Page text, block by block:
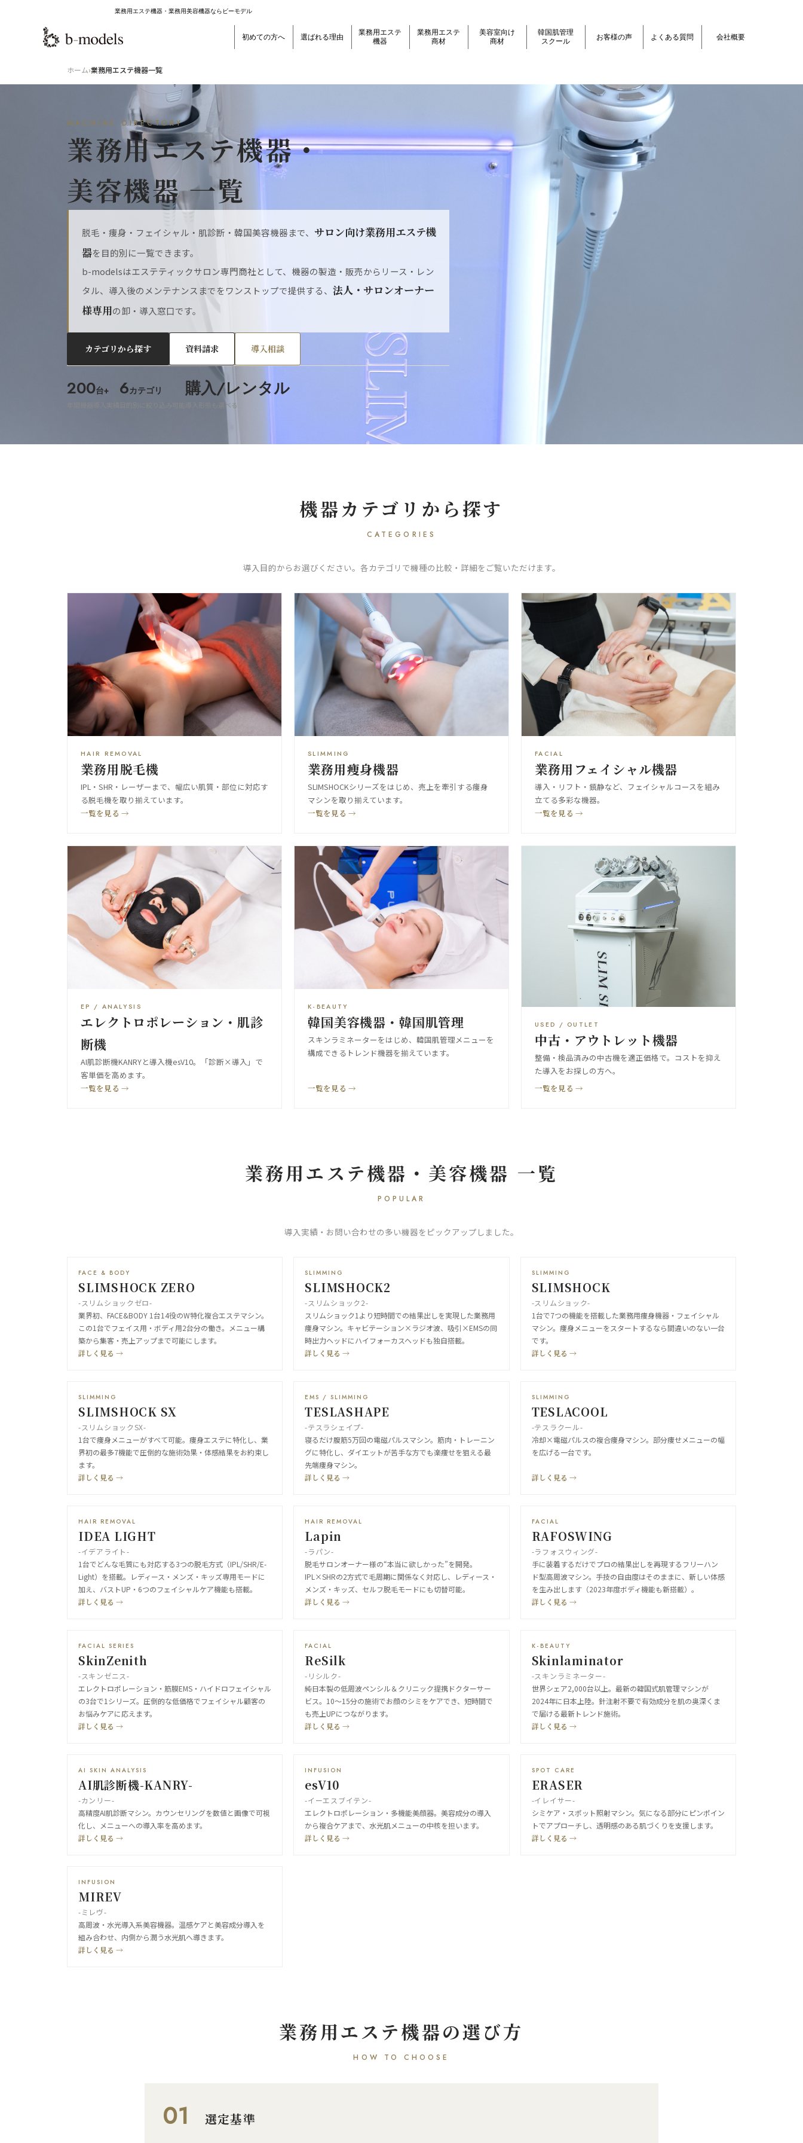
業務用エステ機器・業務用美容機器ならビーモデル
初めての方へ 選ばれる理由
業務用エステ
機器
業務用エステ
商材
美容室向け
商材
韓国肌管理
スクール
お客様の声 よくある質問 会社概要
ホーム›業務用エステ機器一覧
MACHINE DIRECTORY
業務用エステ機器・
美容機器 一覧
脱毛・痩身・フェイシャル・肌診断・韓国美容機器まで、 サロン向け業務用エステ機
器を目的別に一覧できます。
b-modelsはエステティックサロン専門商社として、機器の製造・販売からリース・レン
タル、導入後のメンテナンスまでをワンストップで提供する、 法人・サロンオーナー
様専用の卸・導入窓口です。
カテゴリから探す 資料請求 導入相談
200台+ 6カテゴリ 購入/レンタル
導入形態も選べる
機器カテゴリから探す
CATEGORIES
導入目的からお選びください。各カテゴリで機種の比較・詳細をご覧いただけます。
HAIR REMOVAL
業務用脱毛機
IPL・SHR・レーザーまで、幅広い肌質・部位に対応す
る脱毛機を取り揃えています。
一覧を見る →
SLIMMING
業務用痩身機器
SLIMSHOCKシリーズをはじめ、売上を牽引する痩身
マシンを取り揃えています。
一覧を見る →
FACIAL
業務用フェイシャル機器
導入・リフト・鎮静など、フェイシャルコースを組み
立てる多彩な機器。
一覧を見る →
EP / ANALYSIS
エレクトロポレーション・肌診
断機
AI肌診断機KANRYと導入機esV10。「診断×導入」で
客単価を高めます。
一覧を見る →
K-BEAUTY
韓国美容機器・韓国肌管理
スキンラミネーターをはじめ、韓国肌管理メニューを
構成できるトレンド機器を揃えています。
一覧を見る →
USED / OUTLET
中古・アウトレット機器
整備・検品済みの中古機を適正価格で。コストを抑え
た導入をお探しの方へ。
一覧を見る →
業務用エステ機器・美容機器 一覧
POPULAR
導入実績・お問い合わせの多い機器をピックアップしました。
FACE & BODY
SLIMSHOCK ZERO
-スリムショックゼロ-
業界初、FACE&BODY 1台14役のW特化複合エステマシン。
この1台でフェイス用・ボディ用2台分の働き。メニュー構
築から集客・売上アップまで可能にします。
詳しく見る →
SLIMMING
SLIMSHOCK2
-スリムショック2-
スリムショック1より短時間での結果出しを実現した業務用
痩身マシン。キャビテーション×ラジオ波、吸引×EMSの同
時出力ヘッドにハイフォーカスヘッドも独自搭載。
詳しく見る →
SLIMMING
SLIMSHOCK
-スリムショック-
1台で7つの機能を搭載した業務用痩身機器・フェイシャル
マシン。痩身メニューをスタートするなら間違いのない一台
です。
詳しく見る →
SLIMMING
SLIMSHOCK SX
-スリムショックSX-
1台で痩身メニューがすべて可能。痩身エステに特化し、業
界初の最多7機能で圧倒的な施術効果・体感結果をお約束し
ます。
詳しく見る →
EMS / SLIMMING
TESLASHAPE
-テスラシェイプ-
寝るだけ腹筋5万回の電磁パルスマシン。筋肉・トレーニン
グに特化し、ダイエットが苦手な方でも楽痩せを狙える最
先端痩身マシン。
詳しく見る →
SLIMMING
TESLACOOL
-テスラクール-
冷却×電磁パルスの複合痩身マシン。部分痩せメニューの幅
を広げる一台です。
詳しく見る →
HAIR REMOVAL
IDEA LIGHT
-イデアライト-
1台でどんな毛質にも対応する3つの脱毛方式（IPL/SHR/E-
Light）を搭載。レディース・メンズ・キッズ専用モードに
加え、バストUP・6つのフェイシャルケア機能も搭載。
詳しく見る →
HAIR REMOVAL
Lapin
-ラパン-
脱毛サロンオーナー様の“本当に欲しかった”を開発。
IPL×SHRの2方式で毛周期に関係なく対応し、レディース・
メンズ・キッズ、セルフ脱毛モードにも切替可能。
詳しく見る →
FACIAL
RAFOSWING
-ラフォスウィング-
手に装着するだけでプロの結果出しを再現するフリーハン
ド型高周波マシン。手技の自由度はそのままに、新しい体感
を生み出します（2023年度ボディ機能も新搭載）。
詳しく見る →
FACIAL SERIES
SkinZenith
-スキンゼニス-
エレクトロポレーション・筋膜EMS・ハイドロフェイシャル
の3台で1シリーズ。圧倒的な低価格でフェイシャル顧客の
お悩みケアに応えます。
詳しく見る →
FACIAL
ReSilk
-リシルク-
純日本製の低周波ペンシル＆クリニック提携ドクターサー
ビス。10〜15分の施術でお顔のシミをケアでき、短時間で
も売上UPにつながります。
詳しく見る →
K-BEAUTY
Skinlaminator
-スキンラミネーター-
世界シェア2,000台以上。最新の韓国式肌管理マシンが
2024年に日本上陸。針注射不要で有効成分を肌の奥深くま
で届ける最新トレンド施術。
詳しく見る →
AI SKIN ANALYSIS
AI肌診断機-KANRY-
-カンリー-
高精度AI肌診断マシン。カウンセリングを数値と画像で可視
化し、メニューへの導入率を高めます。
詳しく見る →
INFUSION
esV10
-イーエスブイテン-
エレクトロポレーション・多機能美顔器。美容成分の導入
から複合ケアまで、水光肌メニューの中核を担います。
詳しく見る →
SPOT CARE
ERASER
-イレイサー-
シミケア・スポット照射マシン。気になる部分にピンポイン
トでアプローチし、透明感のある肌づくりを支援します。
詳しく見る →
INFUSION
MIREV
-ミレヴ-
高周波・水光導入系美容機器。温感ケアと美容成分導入を
組み合わせ、内側から潤う水光肌へ導きます。
詳しく見る →
業務用エステ機器の選び方
HOW TO CHOOSE
01 選定基準